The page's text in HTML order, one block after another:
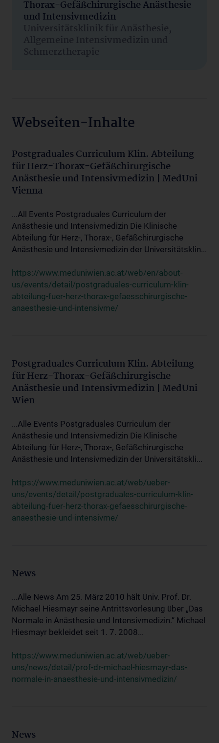
Thorax-Gefäßchirurgische Anästhesie
und Intensivmedizin
Universitätsklinik für Anästhesie,
Allgemeine Intensivmedizin und
Schmerztherapie
Webseiten-Inhalte
Postgraduales Curriculum Klin. Abteilung
für Herz-Thorax-Gefäßchirurgische
Anästhesie und Intensivmedizin | MedUni
Vienna
...All Events Postgraduales Curriculum der
Anästhesie und Intensivmedizin Die Klinische
Abteilung für Herz-, Thorax-, Gefäßchirurgische
Anästhesie und Intensivmedizin der Universitätsklin...
https://www.meduniwien.ac.at/web/en/about-
us/events/detail/postgraduales-curriculum-klin-
abteilung-fuer-herz-thorax-gefaesschirurgische-
anaesthesie-und-intensivme/
Postgraduales Curriculum Klin. Abteilung
für Herz-Thorax-Gefäßchirurgische
Anästhesie und Intensivmedizin | MedUni
Wien
...Alle Events Postgraduales Curriculum der
Anästhesie und Intensivmedizin Die Klinische
Abteilung für Herz-, Thorax-, Gefäßchirurgische
Anästhesie und Intensivmedizin der Universitätskli...
https://www.meduniwien.ac.at/web/ueber-
uns/events/detail/postgraduales-curriculum-klin-
abteilung-fuer-herz-thorax-gefaesschirurgische-
anaesthesie-und-intensivme/
News
...Alle News Am 25. März 2010 hält Univ. Prof. Dr.
Michael Hiesmayr seine Antrittsvorlesung über „Das
Normale in Anästhesie und Intensivmedizin.“ Michael
Hiesmayr bekleidet seit 1. 7. 2008...
https://www.meduniwien.ac.at/web/ueber-
uns/news/detail/prof-dr-michael-hiesmayr-das-
normale-in-anaesthesie-und-intensivmedizin/
News